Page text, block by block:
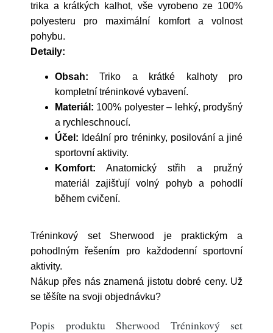
trika a krátkých kalhot, vše vyrobeno ze 100%
polyesteru pro maximální komfort a volnost
pohybu.
Detaily:
Obsah: Triko a krátké kalhoty pro
kompletní tréninkové vybavení.
Materiál: 100% polyester – lehký, prodyšný
a rychleschnoucí.
Účel: Ideální pro tréninky, posilování a jiné
sportovní aktivity.
Komfort: Anatomický střih a pružný
materiál zajišťují volný pohyb a pohodlí
během cvičení.
Tréninkový set Sherwood je praktickým a
pohodlným řešením pro každodenní sportovní
aktivity.
Nákup přes nás znamená jistotu dobré ceny. Už
se těšíte na svoji objednávku?
Popis produktu Sherwood Tréninkový set